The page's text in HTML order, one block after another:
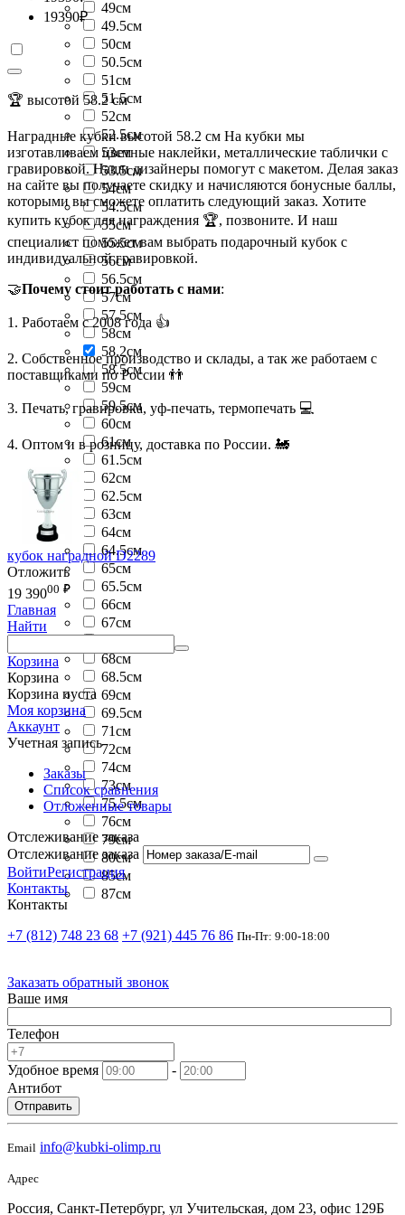
49см
49.5см
50см
50.5см
51см
51.5см
52см
52.5см
53см
53.5см
54см
54.5см
55см
55.5см
56см
56.5см
57см
57.5см
58см
58.2см
58.5см
59см
59.5см
60см
61см
61.5см
62см
62.5см
63см
64см
64.5см
65см
65.5см
66см
67см
67.5см
68см
68.5см
69см
69.5см
71см
72см
74см
73см
75.5см
76см
79см
80см
85см
87см
19390₽
🏆 высотой 58.2 см
Наградные кубки высотой 58.2 см На кубки мы
изготавливаем цветные наклейки, металлические таблички с
гравировкой. Наши дизайнеры помогут с макетом. Делая заказ
на сайте вы получаете скидку и начисляются бонусные баллы,
которыми вы сможете оплатить следующий заказ. Хотите
купить кубок для награждения 🏆, позвоните. И наш
специалист поможет вам выбрать подарочный кубок с
индивидуальной гравировкой.
🤝Почему стоит работать с нами:
1. Работаем с 2008 года 👍
2. Собственное производство и склады, а так же работаем с
поставщиками по России 👬
3. Печать, гравировка, уф-печать, термопечать 💻
4. Оптом и в розницу, доставка по России. 🚂
кубок наградной D2289
Отложить
19 39000 ₽
Главная
Найти
Корзина
Корзина
Корзина пуста
Моя корзина
Аккаунт
Учетная запись
Заказы
Список сравнения
Отложенные товары
Отслеживание заказа
Отслеживание заказа
ВойтиРегистрация
Контакты
Контакты
+7 (812) 748 23 68 +7 (921) 445 76 86 Пн-Пт: 9:00-18:00
Заказать обратный звонок
Ваше имя
Телефон
Удобное время
-
Антибот
Отправить
Email info@kubki-olimp.ru
Адрес
Россия, Санкт-Петербург, ул Учительская, дом 23, офис 129Б